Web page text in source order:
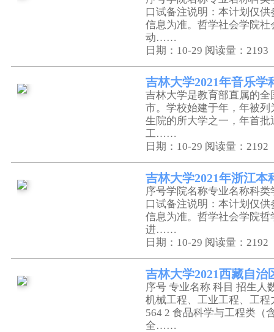
口试备注说明：本计划仅
信息为准。哲学社会学院
动……
日期：10-29 阅读量：2193
吉林大学2021年音乐学
吉林大学是教育部直属的
市。学校始建于年，年被
生院的所大学之一，年首
工……
日期：10-29 阅读量：2192
吉林大学2021年浙江本
序号学院名称专业名称科
口试备注说明：本计划仅
信息为准。哲学社会学院
进……
日期：10-29 阅读量：2192
吉林大学2021西藏自治
序号 专业名称 科目 招生人
机械工程、工业工程、工程
564 2 食品科学与工程类（
全……